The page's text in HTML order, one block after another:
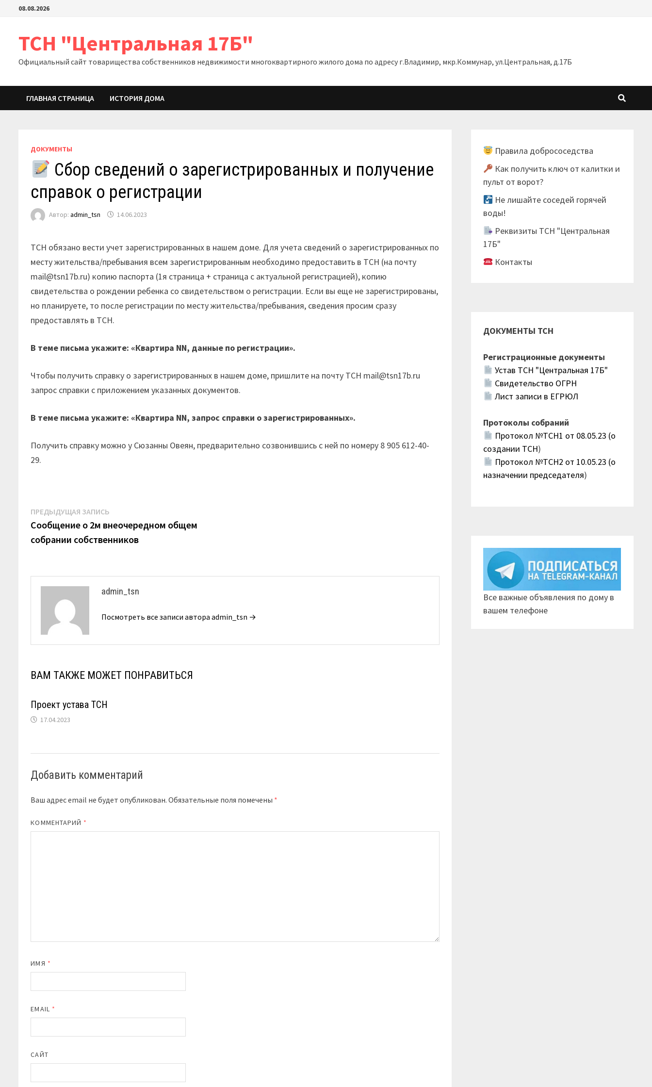
Перейти08.08.2026
ТСН "Центральная 17Б"
Официальный сайт товарищества собственников недвижимости многоквартирного жилого дома по адресу г.Владимир, мкр.Коммунар, ул.Центральная, д.17Б
ГЛАВНАЯ СТРАНИЦА ИСТОРИЯ ДОМА
ДОКУМЕНТЫ
Сбор сведений о зарегистрированных и получение
справок о регистрации
Автор:admin_tsn 14.06.2023
ТСН обязано вести учет зарегистрированных в нашем доме. Для учета сведений о зарегистрированных по
месту жительства/пребывания всем зарегистрированным необходимо предоставить в ТСН (на почту
mail@tsn17b.ru) копию паспорта (1я страница + страница с актуальной регистрацией), копию
свидетельства о рождении ребенка со свидетельством о регистрации. Если вы еще не зарегистрированы,
но планируете, то после регистрации по месту жительства/пребывания, сведения просим сразу
предоставлять в ТСН.
В теме письма укажите: «Квартира NN, данные по регистрации».
Чтобы получить справку о зарегистрированных в нашем доме, пришлите на почту ТСН mail@tsn17b.ru
запрос справки с приложением указанных документов.
В теме письма укажите: «Квартира NN, запрос справки о зарегистрированных».
Получить справку можно у Сюзанны Овеян, предварительно созвонившись с ней по номеру 8 905 612-40-
29.
Навигация
по
записям
ПРЕДЫДУЩАЯ ЗАПИСЬ
запись:
Сообщение о 2м внеочередном общем
собрании собственников
admin_tsn
Посмотреть все записи автора admin_tsn →
ВАМ ТАКЖЕ МОЖЕТ ПОНРАВИТЬСЯ
Проект устава ТСН
17.04.2023
Добавить комментарий
Ваш адрес email не будет опубликован. Обязательные поля помечены *
КОММЕНТАРИЙ *
ИМЯ *
EMAIL *
САЙТ
Правила добрососедства
Как получить ключ от калитки и
пульт от ворот?
Не лишайте соседей горячей
воды!
Реквизиты ТСН "Центральная
17Б"
Контакты
ДОКУМЕНТЫ ТСН
Регистрационные документы
Устав ТСН "Центральная 17Б"
Свидетельство ОГРН
Лист записи в ЕГРЮЛ
Протоколы собраний
Протокол №ТСН1 от 08.05.23 (о
создании ТСН)
Протокол №ТСН2 от 10.05.23 (о
назначении председателя)
Все важные объявления по дому в
вашем телефоне